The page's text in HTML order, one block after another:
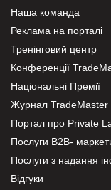
Наша команда
Реклама на порталі
Тренінговий центр
Конференції
Національні Премії
Журнал TradeMaster
Портал про Private
Послуги В2В-
Послуги з надання
Відгуки